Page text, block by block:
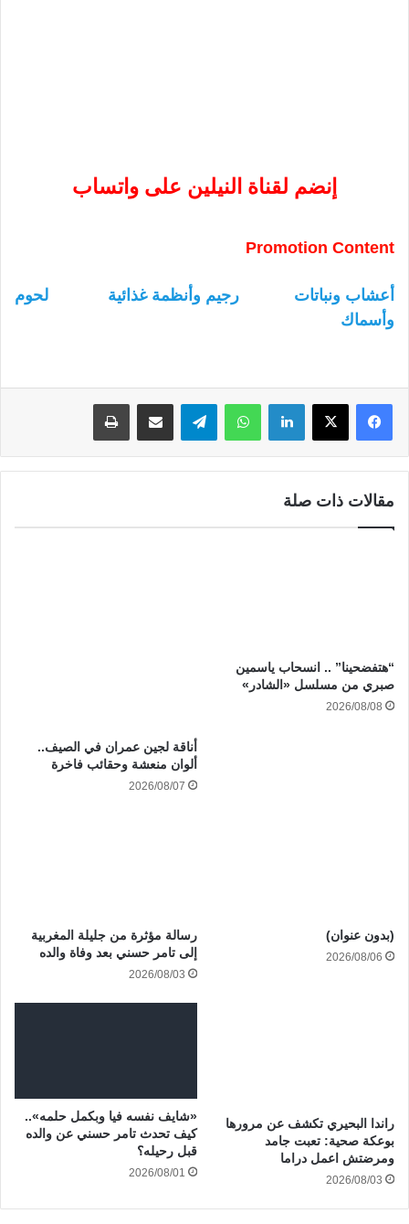
إنضم لقناة النيلين على واتساب
Promotion Content
أعشاب ونباتات رجيم وأنظمة غذائية
لحوم
وأسماك
لينكدإن واتساب
مقالات ذات صلة
“هتفضحينا” .. انسحاب ياسمين
صبري من مسلسل «الشادر»
2026/08/08
أناقة لجين عمران في الصيف..
ألوان منعشة وحقائب فاخرة
2026/08/07
(بدون عنوان)
2026/08/06
رسالة مؤثرة من جليلة المغربية
إلى تامر حسني بعد وفاة والده
2026/08/03
راندا البحيري تكشف عن مرورها
بوعكة صحية: تعبت جامد
ومرضتش اعمل دراما
2026/08/03
«شايف نفسه فيا وبكمل حلمه»..
كيف تحدث تامر حسني عن والده
قبل رحيله؟
2026/08/01